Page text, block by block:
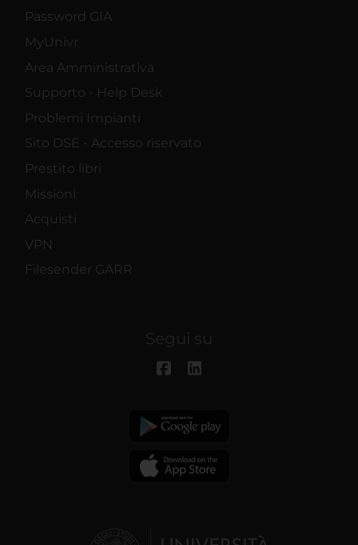
Password GIA
MyUnivr
Area Amministrativa
Supporto - Help Desk
Problemi Impianti
Sito DSE - Accesso riservato
Prestito libri
Missioni
Acquisti
VPN
Filesender GARR
Segui su